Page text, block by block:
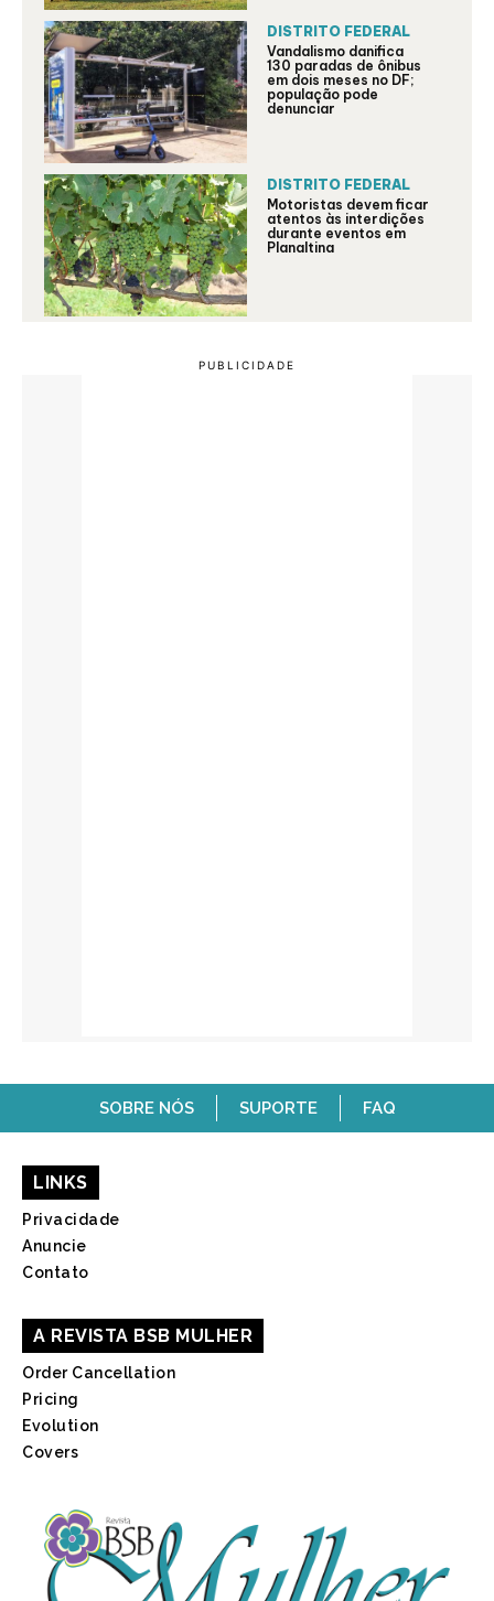
DISTRITO FEDERAL
Vandalismo danifica
130 paradas de ônibus
em dois meses no DF;
população pode
denunciar
DISTRITO FEDERAL
Motoristas devem ficar
atentos às interdições
durante eventos em
Planaltina
SOBRE NÓS SUPORTE FAQ
LINKS
Privacidade
Anuncie
Contato
A REVISTA BSB MULHER
Order Cancellation
Pricing
Evolution
Covers